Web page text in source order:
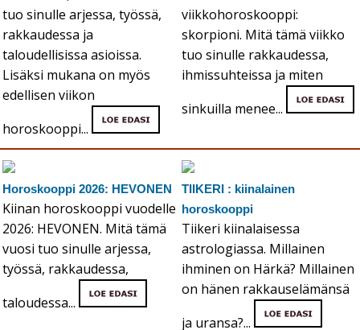
tuo sinulle arjessa, työssä,
rakkaudessa ja
taloudellisissa asioissa.
Lisäksi mukana on myös
edellisen viikon
horoskooppi...
viikkohoroskooppi:
skorpioni. Mitä tämä viikko
tuo sinulle rakkaudessa,
ihmissuhteissa ja miten
sinkuilla menee...
Horoskooppi 2026: HEVONEN
Kiinan horoskooppi vuodelle
2026: HEVONEN. Mitä tämä
vuosi tuo sinulle arjessa,
työssä, rakkaudessa,
taloudessa...
TIIKERI : kiinalainen
horoskooppi
Tiikeri kiinalaisessa
astrologiassa. Millainen
ihminen on Härkä? Millainen
on hänen rakkauselämänsä
ja uransa?...